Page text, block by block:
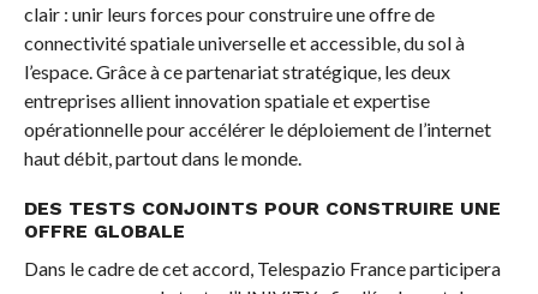
clair : unir leurs forces pour construire une offre de
connectivité spatiale universelle et accessible, du sol à
l’espace. Grâce à ce partenariat stratégique, les deux
entreprises allient innovation spatiale et expertise
opérationnelle pour accélérer le déploiement de l’internet
haut débit, partout dans le monde.
DES TESTS CONJOINTS POUR CONSTRUIRE UNE
OFFRE GLOBALE
Dans le cadre de cet accord, Telespazio France participera